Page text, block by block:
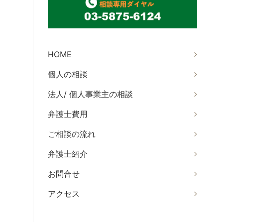
HOME
個人の相談
法人/ 個人事業主の相談
弁護士費用
ご相談の流れ
弁護士紹介
お問合せ
アクセス